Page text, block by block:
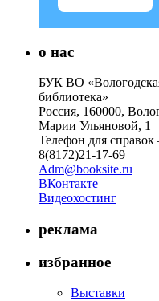
о нас
БУК ВО
библиотека»
Россия, 160000,
Марии Ульяновой, 1
Телефон для справок
8(8172)21-17-69
Adm@booksite.ru
ВКонтакте
Видеохостинг
реклама
избранное
Выставки